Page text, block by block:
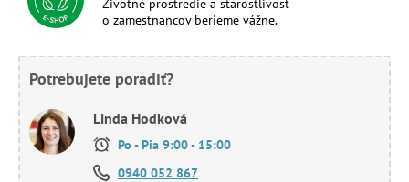
Životné prostredie a starostlivosť
o zamestnancov berieme vážne.
Potrebujete poradiť?
Linda Hodková
Po - Pia 9:00 - 15:00
0940 052 867